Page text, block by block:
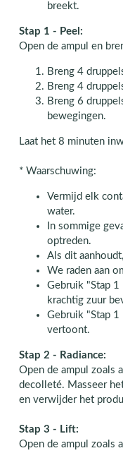
breekt.
Stap 1 - Peel:
Open de ampul en
Breng 4
Breng 4
Breng 6
bewegingen.
Laat het 8 minuten
* Waarschuwing:
Vermijd elk
water.
In sommige
optreden.
Als dit
We raden aan
Gebruik "Stap
krachtig zuur
Gebruik "Stap
vertoont.
Stap 2 - Radiance:
Open de ampul zoals
decolleté. Masseer
en verwijder het
Stap 3 - Lift:
Open de ampul zoals